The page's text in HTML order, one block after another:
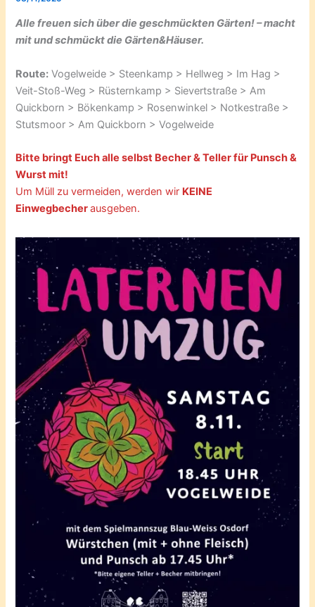
Alle freuen sich über die geschmückten Gärten! – macht
mit und schmückt die Gärten&Häuser.
Route: Vogelweide > Steenkamp > Hellweg > Im Hag >
Veit-Stoß-Weg > Rüsternkamp > Sievertstraße > Am
Quickborn > Bökenkamp > Rosenwinkel > Notkestraße >
Stutsmoor > Am Quickborn > Vogelweide
Bitte bringt Euch alle selbst Becher & Teller für Punsch &
Wurst mit!
Um Müll zu vermeiden, werden wir KEINE
Einwegbecherausgeben.